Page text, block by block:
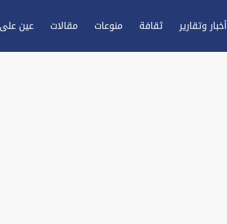
أخبار وتقارير ثقافة منوعات مقالات عين